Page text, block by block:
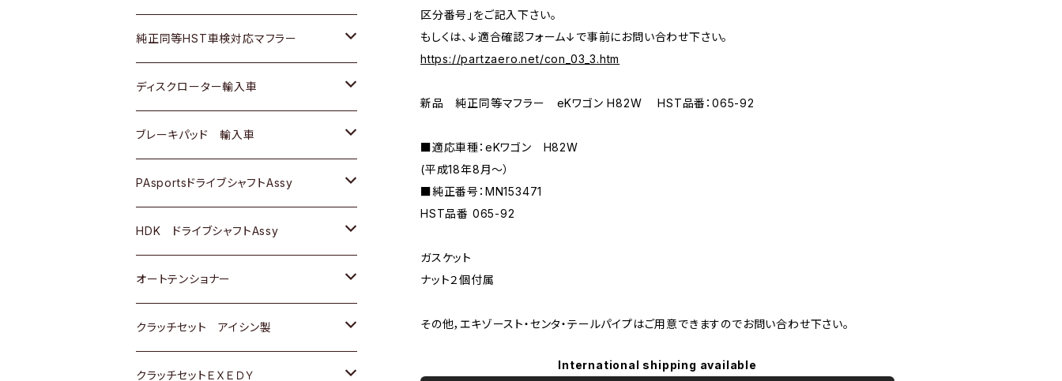
区分番号」をご記入下さい。
もしくは、↓適合確認フォーム↓で事前にお問い合わせ下さい。
https://partzaero.net/con_03_3.htm
新品 純正同等マフラー eKワゴン H82W HST品番：065-92
■適応車種：eKワゴン H82W
(平成18年8月〜）
■純正番号：MN153471
HST品番 065-92
ガスケット
ナット２個付属
その他，エキゾースト・センタ・テールパイプはご用意できますのでお問い合わせ下さい。
International shipping available
スバル
三菱
スバル
ダイハツ
マツダ
三菱
スバル
ＢＥＮＺ
ダイハツ
マツダ
三菱
スバル
いすゞ
ダイハツ
マツダ
三菱
スバル
スズキ
日産
ダイハツ
マツダ
三菱
スバル
ホンダ
スズキ
日産
ダイハツ
マツダ
三菱
スバル
ホンダ
スズキ
日産
ダイハツ
マツダ
三菱
スバル
純正同等HST車検対応マフラー
トヨタ
ホンダ
スズキ
日産
いすゞ
ダイハツ
マツダ
ディスクローター輸入車
ＡＵＤＩ
ＢＥＮＺ
ＢＭＷ
GOLF
ＷＡＧＥＮ
アストロ（シボレー）
ブレーキパッド 輸入車
ＢＥＮＺ
ＢＭＷ
ＷＡＧＥＮ
ＶＯＬＶＯ
PAsportsドライブシャフトAssy
トヨタ
ホンダ
スズキ
日産
HDK ドライブシャフトAssy
スズキ
ダイハツ
日産
オートテンショナー
トヨタ
クラッチセット アイシン製
ホンダ
クラッチセットＥＸＥＤＹ